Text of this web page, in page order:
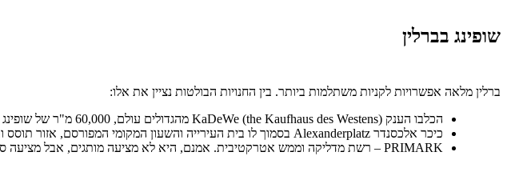
שופינג בברלין
ברלין מלאה אפשרויות לקניות משתלמות ביותר. בין החנויות הבולטות נציין את אלו:
הכלבו הענק KaDeWe (the Kaufhaus des Westens) מהגדולים עולם, 60,000 מ"ר של שופינג מסביב לשעון, עם מסעדות ואטרקציות קניות ופנאי למכביר. יותר מ-50,000 מבקרים מגיעים לכלבו הזה מדי יום.
כיכר אלכסנדר Alexanderplatz בסמוך לו בית העירייה והשעון המקומי המפורסם, אזור תוסס ובו חנויות, בוטיקים, בתי קפה וכל מה שמרכז עירוני שוקק חיים יכול להציע.
PRIMARK – רשת מדליקה וממש אטרקטיבית. אמנם, היא לא מציעה מותגים, אבל מציעה סחורה מעולה ובגדים איכותיים בסטייל מגניב, שלוש קומות של אינסוף אופנה לכל המשפחה – ממש בזול!